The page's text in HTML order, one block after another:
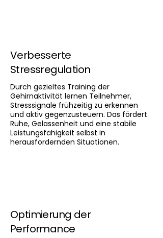
Verbesserte
Stressregulation
Durch gezieltes Training der
Gehirnaktivität lernen Teilnehmer,
Stresssignale frühzeitig zu erkennen
und aktiv gegenzusteuern. Das fördert
Ruhe, Gelassenheit und eine stabile
Leistungsfähigkeit selbst in
herausfordernden Situationen.
Optimierung der
Performance